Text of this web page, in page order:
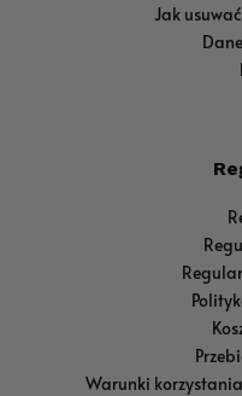
Jak
Warunki